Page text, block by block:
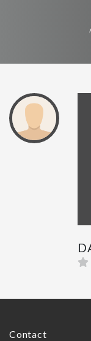
Contact